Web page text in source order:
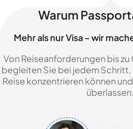
Warum
Mehr als nur Visa – wir
Von Reiseanforderungen bis
begleiten Sie bei jedem Schritt,
Reise konzentrieren können
überlassen.